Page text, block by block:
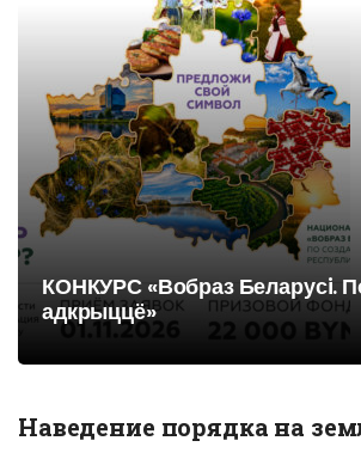
КОНКУРС «Вобраз Беларусi.
адкрыццё»
Наведение порядка на